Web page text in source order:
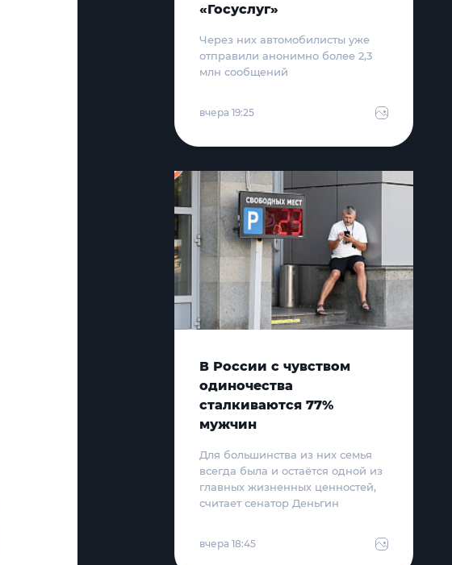
«Госуслуг»
Через них автомобилисты уже
отправили анонимно более 2,3
млн сообщений
вчера 19:25
В России с чувством
одиночества
сталкиваются 77%
мужчин
Для большинства из них семья
всегда была и остаётся одной из
главных жизненных ценностей,
считает сенатор Деньгин
вчера 18:45